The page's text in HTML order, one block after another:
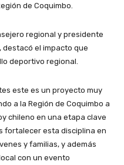
de Coquimbo.
regional y presidente
destacó el impacto que
deportivo regional.
este es un proyecto muy
a la Región de Coquimbo a
chileno en una etapa clave
fortalecer esta disciplina en
y familias, y además
con un evento